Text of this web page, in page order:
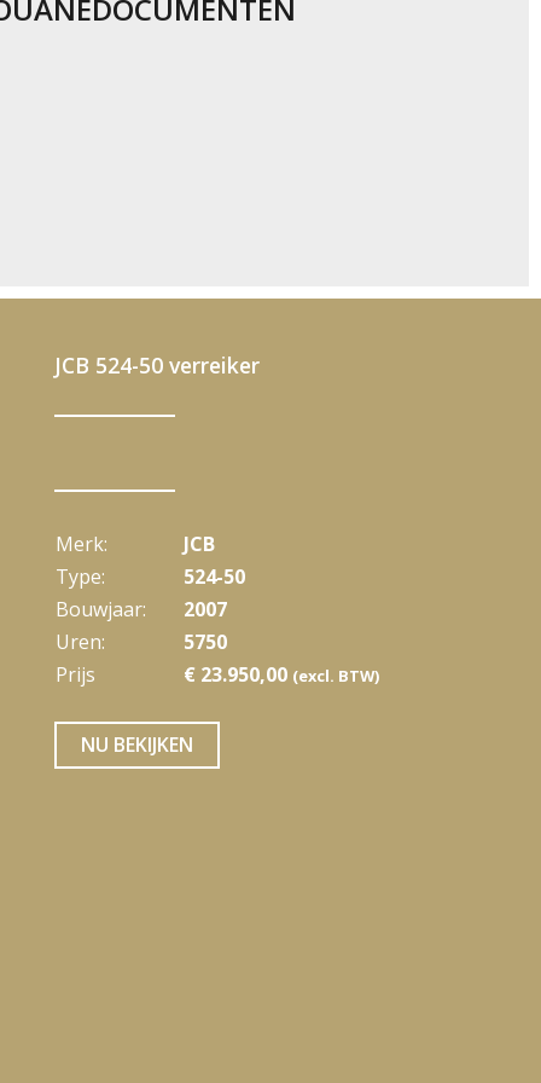
JCB 524-50 verreiker
Merk:
JCB
Type:
524-50
Bouwjaar:
2007
Uren:
5750
Prijs
€ 23.950,00 (excl. BTW)
NU BEKIJKEN